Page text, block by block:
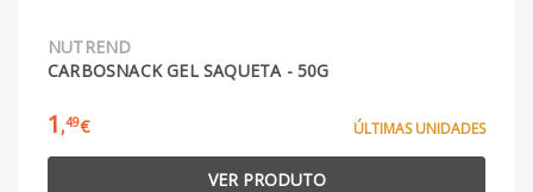
NUTREND
CARBOSNACK GEL SAQUETA - 50G
1 ,49€ ÚLTIMAS UNIDADES
VER PRODUTO